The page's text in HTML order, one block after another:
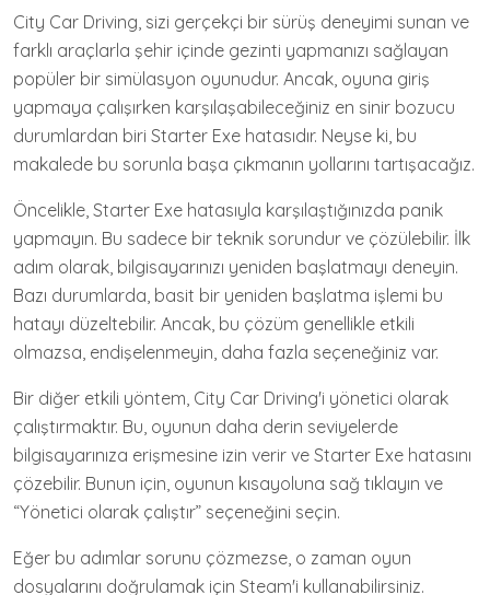
City Car Driving, sizi gerçekçi bir sürüş deneyimi sunan ve
farklı araçlarla şehir içinde gezinti yapmanızı sağlayan
popüler bir simülasyon oyunudur. Ancak, oyuna giriş
yapmaya çalışırken karşılaşabileceğiniz en sinir bozucu
durumlardan biri Starter Exe hatasıdır. Neyse ki, bu
makalede bu sorunla başa çıkmanın yollarını tartışacağız.
Öncelikle, Starter Exe hatasıyla karşılaştığınızda panik
yapmayın. Bu sadece bir teknik sorundur ve çözülebilir. İlk
adım olarak, bilgisayarınızı yeniden başlatmayı deneyin.
Bazı durumlarda, basit bir yeniden başlatma işlemi bu
hatayı düzeltebilir. Ancak, bu çözüm genellikle etkili
olmazsa, endişelenmeyin, daha fazla seçeneğiniz var.
Bir diğer etkili yöntem, City Car Driving'i yönetici olarak
çalıştırmaktır. Bu, oyunun daha derin seviyelerde
bilgisayarınıza erişmesine izin verir ve Starter Exe hatasını
çözebilir. Bunun için, oyunun kısayoluna sağ tıklayın ve
“Yönetici olarak çalıştır” seçeneğini seçin.
Eğer bu adımlar sorunu çözmezse, o zaman oyun
dosyalarını doğrulamak için Steam'i kullanabilirsiniz.